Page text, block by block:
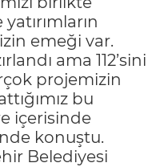
emeği var.
ama 112’sini
projemizin
bu
içerisinde
konuştu.
Belediyesi